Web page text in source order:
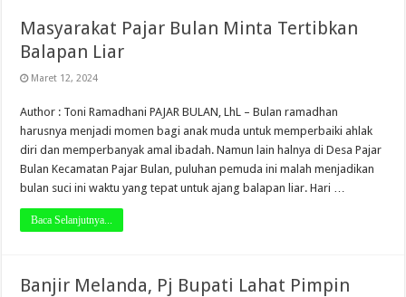
Masyarakat Pajar Bulan Minta Tertibkan
Balapan Liar
Maret 12, 2024
Author : Toni Ramadhani PAJAR BULAN, LhL – Bulan ramadhan
harusnya menjadi momen bagi anak muda untuk memperbaiki ahlak
diri dan memperbanyak amal ibadah. Namun lain halnya di Desa Pajar
Bulan Kecamatan Pajar Bulan, puluhan pemuda ini malah menjadikan
bulan suci ini waktu yang tepat untuk ajang balapan liar. Hari …
Baca Selanjutnya...
Banjir Melanda, Pj Bupati Lahat Pimpin